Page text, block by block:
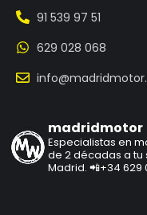
91 539 97 51
629 028 068
madridmotor
Especialistas en
de 2 décadas a tu
Madrid. 📲+34 629